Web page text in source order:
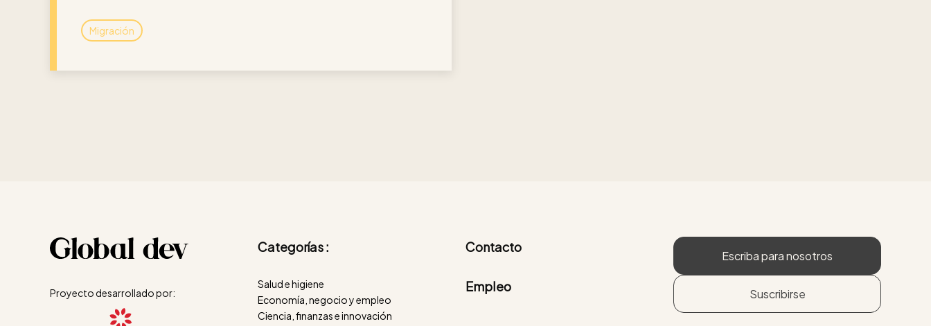
Migración
Proyecto desarrollado por:
Categorías :
Salud e higiene
Economía, negocio y empleo
Ciencia, finanzas e innovación
Contacto
Empleo
Escriba para nosotros
Suscribirse